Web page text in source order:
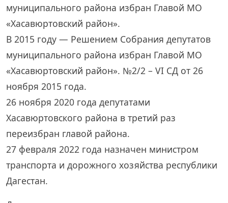
муниципального района избран Главой МО
«Хасавюртовский район».
В 2015 году — Решением Собрания депутатов
муниципального района избран Главой МО
«Хасавюртовский район». №2/2 – VI СД от 26
ноября 2015 года.
26 ноября 2020 года депутатами
Хасавюртовского района в третий раз
переизбран главой района.
27 февраля 2022 года назначен министром
транспорта и дорожного хозяйства республики
Дагестан.